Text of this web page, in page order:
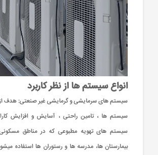
انواع سیستم ها از نظر کاربرد
سیستم های سرمایشی و گرمایشی غیر صنعتی: هدف از
سیستم ها ، تامین راحتی ، آسایش و افزایش
سیستم های تهویه مطبوعی که در مناطق
بیمارستان ها، مدرسه ها و رستوران ها استفاده